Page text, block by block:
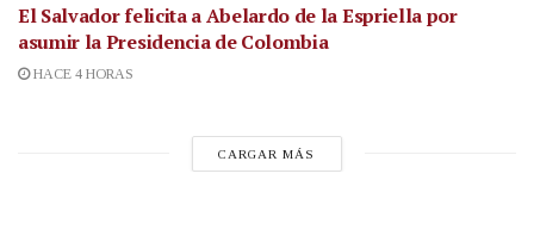
El Salvador felicita a Abelardo de la Espriella por
asumir la Presidencia de Colombia
HACE 4 HORAS
CARGAR MÁS